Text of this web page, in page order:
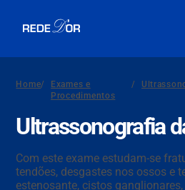
Home/
Exames e
Procedimentos
/
Ultrassonografia
Com este exame estudam-se
tendões, desgastes nos ossos e
estenosante, cistos